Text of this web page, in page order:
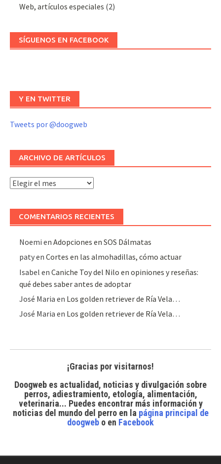
Web, artículos especiales (2)
SÍGUENOS EN FACEBOOK
Y EN TWITTER
Tweets por @doogweb
ARCHIVO DE ARTÍCULOS
Archivo
COMENTARIOS RECIENTES
Noemi enAdopciones en SOS Dálmatas
patyenCortes en las almohadillas, cómo actuar
Isabel enCaniche Toy del Nilo en opiniones y reseñas:
qué debes saber antes de adoptar
José Maria en Los golden retriever de Ría Vela…
José Maria en Los golden retriever de Ría Vela…
¡Gracias por visitarnos!
Doogweb es actualidad, noticias y divulgación sobre
perros, adiestramiento, etología, alimentación,
veterinaria... Puedes encontrar más información y
noticias del mundo del perroen la página principal de
doogweb o en Facebook